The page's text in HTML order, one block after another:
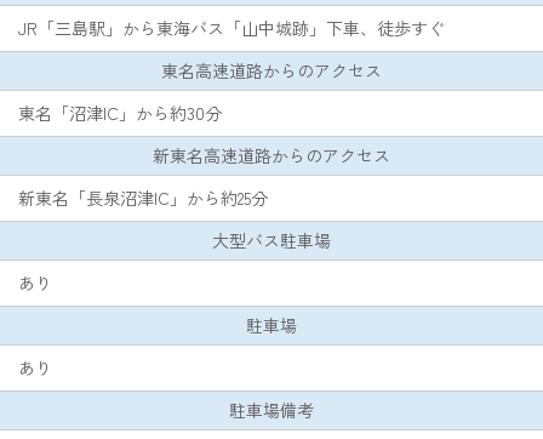
JR「三島駅」から東海バス「山中城跡」下車、徒歩すぐ
東名高速道路からのアクセス
東名「沼津IC」から約30分
新東名高速道路からのアクセス
新東名「長泉沼津IC」から約25分
大型バス駐車場
あり
駐車場
あり
駐車場備考